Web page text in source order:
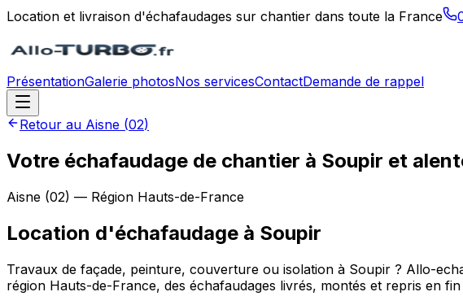
Location et livraison d'échafaudages sur chantier dans toute la France
PrésentationGalerie photosNos servicesContactDemande de rappel
Retour au Aisne (02)
Votre échafaudage de chantier à Soupir et
Aisne (02) — Région Hauts-de-France
Location d'échafaudage à Soupir
Travaux de façade, peinture, couverture ou isolation à Soupir ? Allo-
région Hauts-de-France, des échafaudages livrés, montés et repris en